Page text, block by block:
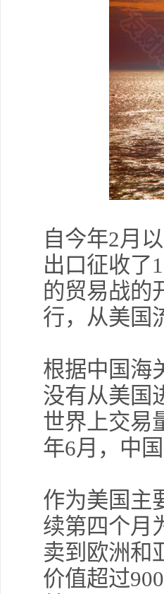
自今年2月
出口征收了
的贸易战的
行，从美国
根据中国海
没有从美国
世界上交易
年6月，中
作为美国主
续第四个月
卖到欧洲和
价值超过